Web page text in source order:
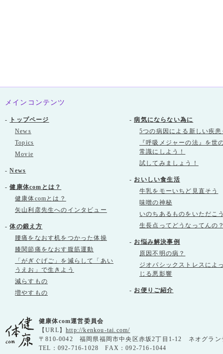
メインコンテンツ
-
トップページ
News
Topics
Movie
-News
-健康体comとは？
健康体comとは？
矢山利彦先生へのインタビュー
-体の鍛え方
腰痛をなおす机をつかった体操
膝関節痛をなおす腹筋運動
「がぎぐげご」を減らして「あい
うえお」で生きよう
減らすもの
増やすもの
-病気にならない為に
5つの病因による新しい疾
『呼吸メジャーの法』を世
常識にしよう！
試してみましょう！
- おいしい食生活
牛乳をモーいちど見直そう
味噌の神秘
いのちあるものをいただこ
生長点ってどうなってんの
- お悩み解決事例
原因不明の病？
ジオパシックストレスによ
じる悪影響
- お便りご紹介
健康体com運営委員会
【URL】 http://kenkou-tai.com/
〒810-0042 福岡県福岡市中央区赤坂2丁目1-12 ネオグラン
TEL：092-716-1028 FAX：092-716-1044